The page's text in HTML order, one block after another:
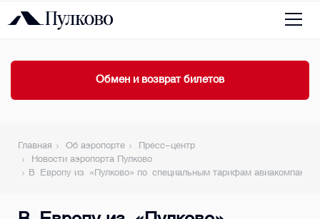
Обмен и возврат билетов
Главная Об аэропорте
Пресс-центр
Новости аэропорта Пулково
В Европу из «Пулково» по специальным тарифам авиакомпании